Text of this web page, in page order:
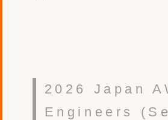
2026 Japan
Engineers